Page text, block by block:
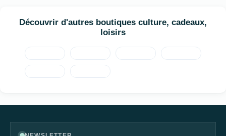
Découvrir d'autres boutiques culture, cadeaux,
loisirs